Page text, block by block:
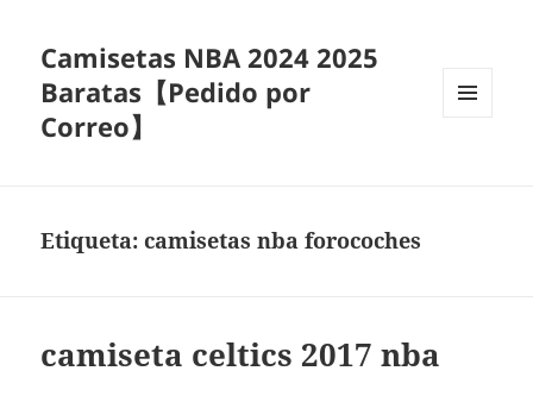
Camisetas NBA 2024 2025
Baratas【Pedido por
Correo】
Etiqueta:camisetas nba forocoches
camiseta celtics 2017 nba